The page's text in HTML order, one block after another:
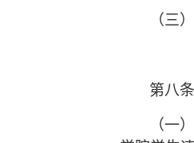
（三
第八
（一